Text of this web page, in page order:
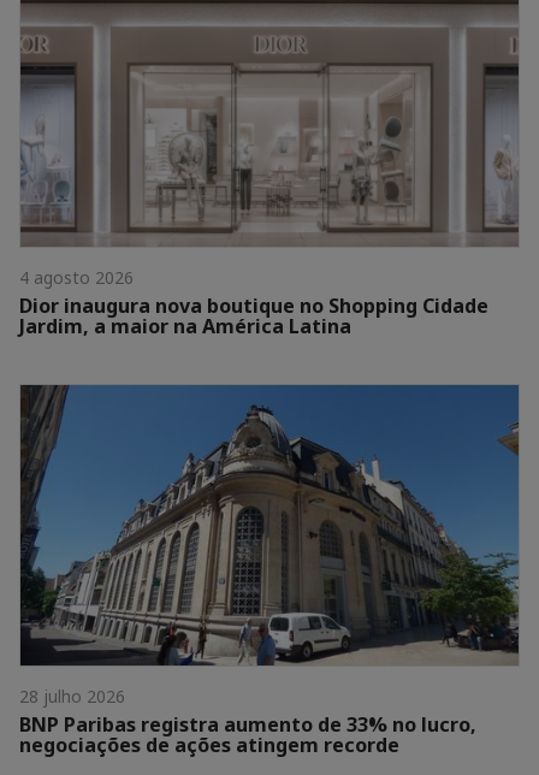
4 agosto 2026
Dior inaugura nova boutique no Shopping Cidade
Jardim, a maior na América Latina
28 julho 2026
BNP Paribas registra aumento de 33% no lucro,
negociações de ações atingem recorde